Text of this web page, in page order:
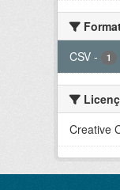
CSV - 1
Creative